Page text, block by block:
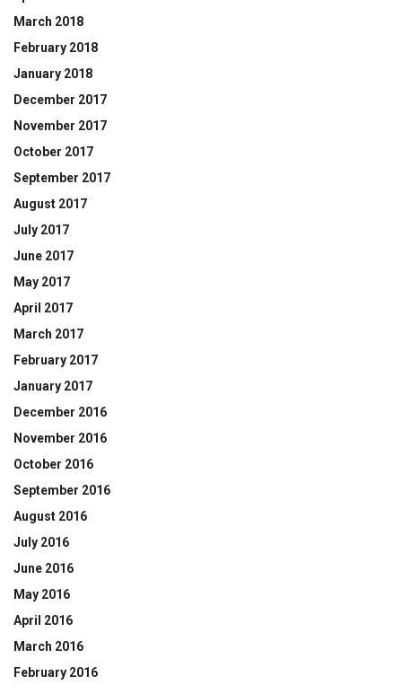
March 2018
February 2018
January 2018
December 2017
November 2017
October 2017
September 2017
August 2017
July 2017
June 2017
May 2017
April 2017
March 2017
February 2017
January 2017
December 2016
November 2016
October 2016
September 2016
August 2016
July 2016
June 2016
May 2016
April 2016
March 2016
February 2016